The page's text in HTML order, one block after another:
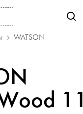
RU
WATSON
11